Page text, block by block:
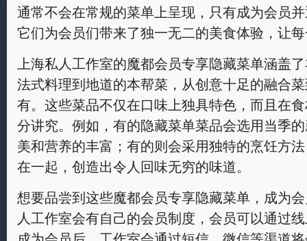
通常不会在常规的菜单上呈现，只有成为会员
它们为会员们带来了独一无二的美食体验，让
上海私人工作室的魔都会员专享隐藏菜单涵盖
法式料理到地道的本帮菜，从创意十足的融合
有。这些菜品不仅在口味上独具特色，而且在
分讲究。例如，有的隐藏菜单菜品会选用当季
美和营养的丰富；有的则会采用独特的烹饪方
在一起，创造出令人回味无穷的味道。
想要品尝到这些魔都会员专享隐藏菜单，成为
人工作室会有自己的会员制度，会员可以通过